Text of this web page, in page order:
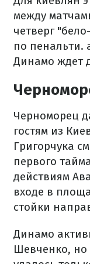
между
четверг
по пенальти.
Динамо ждет
Черноморец
гостям из
Григорчука
первого
действиям
входе в
стойки
Динамо
Шевченко, но